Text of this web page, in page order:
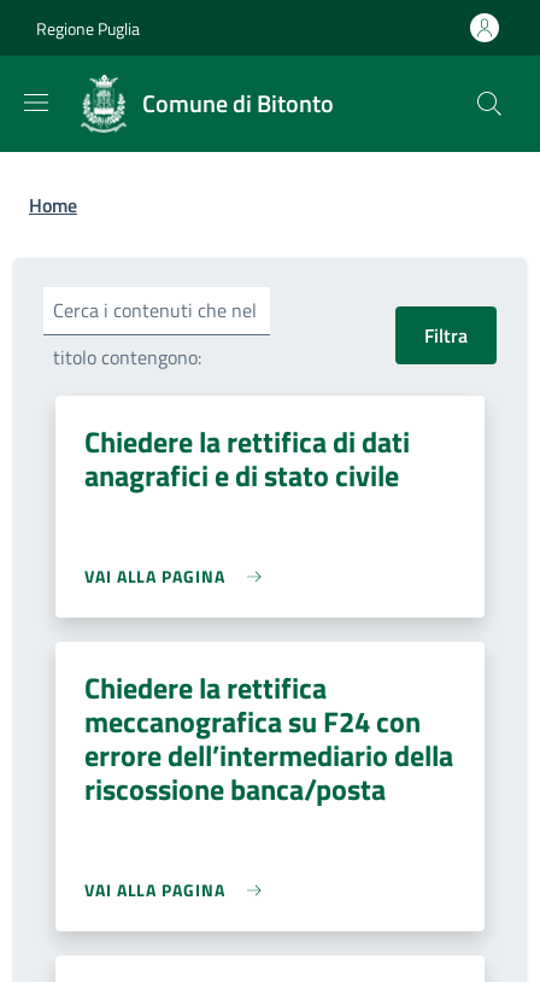
Regione Puglia
Comune di Bitonto
Briciole di pane
Home
Cerca i contenuti che nel
titolo contengono:
Chiedere la rettifica di dati
anagrafici e di stato civile
VAI ALLA PAGINA
Chiedere la rettifica
meccanografica su F24 con
errore dell’intermediario della
riscossione banca/posta
VAI ALLA PAGINA